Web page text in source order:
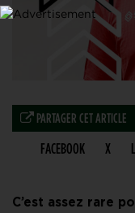
PARTAGER CET ARTICLE
FACEBOOK X
C’est assez rare